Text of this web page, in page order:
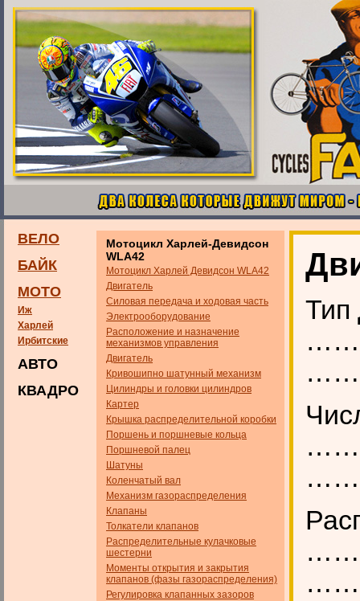
ВЕЛО
БАЙК
МОТО
Иж
Харлей
Ирбитские
АВТО
КВАДРО
Мотоцикл Харлей-Девидсон
WLA42
Мотоцикл Харлей Девидсон WLA42
Двигатель
Силовая передача и ходовая часть
Электрооборудование
Расположение и назначение
механизмов управления
Двигатель
Кривошипно шатунный механизм
Цилиндры и головки цилиндров
Картер
Крышка распределительной коробки
Поршень и поршневые кольца
Поршневой палец
Шатуны
Коленчатый вал
Механизм газораспределения
Клапаны
Толкатели клапанов
Распределительные кулачковые
шестерни
Моменты открытия и закрытия
клапанов (фазы газораспределения)
Регулировка клапанных зазоров
Тип